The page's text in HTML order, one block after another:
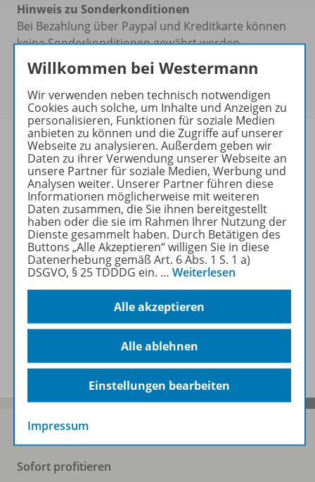
Hinweis zu Sonderkonditionen
Bei Bezahlung über Paypal und Kreditkarte können
keine Sonderkonditionen gewährt werden.
Sie haben ein passendes Spar-Paket
Um den für Sie gültigen Preis zu sehen,melden Sie
sich bitte an.
Informationen
Weitere Inhalte der Ausgabe
Buch+Web
Sofort profitieren
Willkommen bei Westermann
Wir verwenden neben technisch notwendigen
Cookies auch solche, um Inhalte und Anzeigen zu
personalisieren, Funktionen für soziale Medien
anbieten zu können und die Zugriffe auf unserer
Webseite zu analysieren. Außerdem geben wir
Daten zu ihrer Verwendung unserer Webseite an
unsere Partner für soziale Medien, Werbung und
Analysen weiter. Unserer Partner führen diese
Informationen möglicherweise mit weiteren
Daten zusammen, die Sie ihnen bereitgestellt
haben oder die sie im Rahmen Ihrer Nutzung der
Dienste gesammelt haben. Durch Betätigen des
Buttons „Alle Akzeptieren“ willigen Sie in diese
Datenerhebung gemäß Art. 6 Abs. 1 S. 1 a)
DSGVO, § 25 TDDDG ein. … Weiterlesen
Alle akzeptieren
Alle ablehnen
Einstellungen bearbeiten
Impressum